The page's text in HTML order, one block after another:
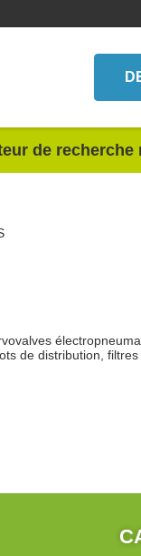
de
de distribution, filtres